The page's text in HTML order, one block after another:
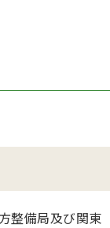
整備局及び関東